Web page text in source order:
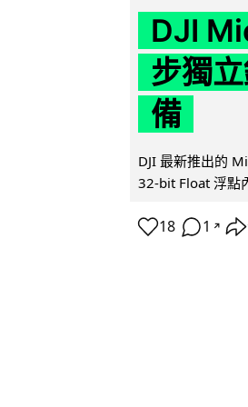
DJI
步獨
備
DJI 最新推出的
32-bit Float 浮點
18 1 ↗